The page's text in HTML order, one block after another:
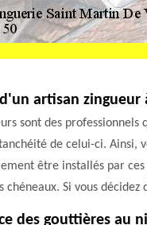
artisan zingueur
sont des
de celui-ci. Ainsi,
être installés par
chéneaux. Si vous
des gouttières au